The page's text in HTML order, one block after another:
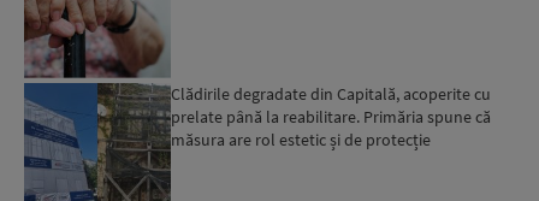
Clădirile degradate din Capitală, acoperite cu
prelate până la reabilitare. Primăria spune că
măsura are rol estetic și de protecție